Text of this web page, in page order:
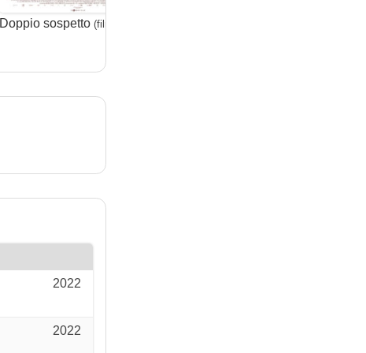
Doppio sospetto (film)
2022
2022